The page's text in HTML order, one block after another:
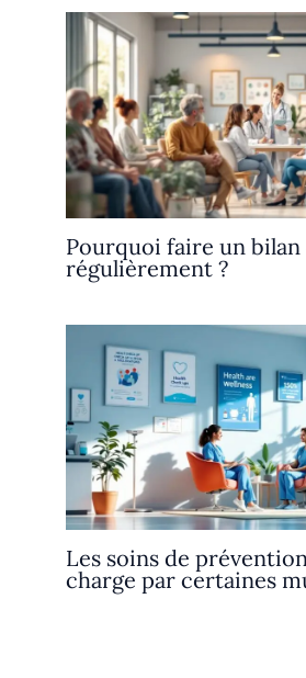
Pourquoi faire un bilan
régulièrement ?
Les soins de
charge par certaines